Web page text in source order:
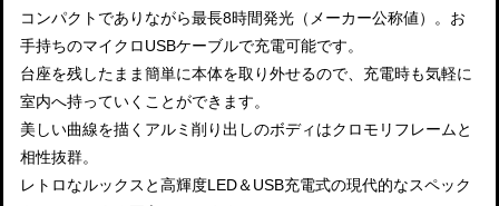
コンパクトでありながら最長8時間発光（メーカー公称値）。お
手持ちのマイクロUSBケーブルで充電可能です。
台座を残したまま簡単に本体を取り外せるので、充電時も気軽に
室内へ持っていくことができます。
美しい曲線を描くアルミ削り出しのボディはクロモリフレームと
相性抜群。
レトロなルックスと高輝度LED＆USB充電式の現代的なスペック